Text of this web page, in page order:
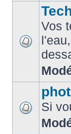
Vos
Si